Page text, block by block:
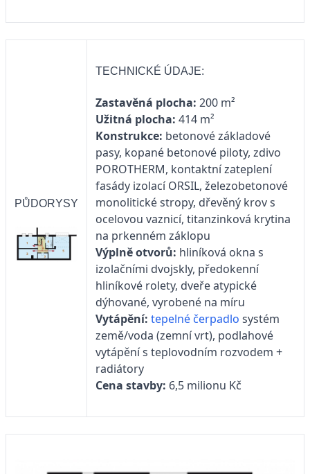
PŮDORYSY
TECHNICKÉ ÚDAJE:
Zastavěná plocha: 200 m²
Užitná plocha: 414 m²
Konstrukce: betonové základové
pasy, kopané betonové piloty, zdivo
POROTHERM, kontaktní zateplení
fasády izolací ORSIL, železobetonové
monolitické stropy, dřevěný krov s
ocelovou vaznicí, titanzinková krytina
na prkenném záklopu
Výplně otvorů: hliníková okna s
izolačními dvojskly, předokenní
hliníkové rolety, dveře atypické
dýhované, vyrobené na míru
Vytápění: tepelné čerpadlo systém
země/voda (zemní vrt), podlahové
vytápění s teplovodním rozvodem +
radiátory
Cena stavby: 6,5 milionu Kč